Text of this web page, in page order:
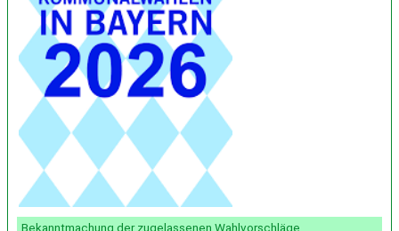
Bekanntmachung der zugelassenen Wahlvorschläge